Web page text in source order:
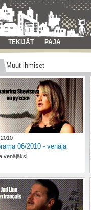
TEKIJÄT PAJA
Muut ihmiset
06/2010 - venäjä
venäjäksi.